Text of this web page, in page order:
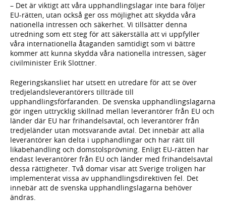
– Det är viktigt att våra upphandlingslagar inte bara följer
EU-rätten, utan också ger oss möjlighet att skydda våra
nationella intressen och säkerhet. Vi tillsätter denna
utredning som ett steg för att säkerställa att vi uppfyller
våra internationella åtaganden samtidigt som vi bättre
kommer att kunna skydda våra nationella intressen, säger
civilminister Erik Slottner.
Regeringskansliet har utsett en utredare för att se över
tredjelandsleverantörers tillträde till
upphandlingsförfaranden. De svenska upphandlingslagarna
gör ingen uttrycklig skillnad mellan leverantörer från EU och
länder där EU har frihandelsavtal, och leverantörer från
tredjeländer utan motsvarande avtal. Det innebär att alla
leverantörer kan delta i upphandlingar och har rätt till
likabehandling och domstolsprövning. Enligt EU-rätten har
endast leverantörer från EU och länder med frihandelsavtal
dessa rättigheter. Två domar visar att Sverige troligen har
implementerat vissa av upphandlingsdirektiven fel. Det
innebär att de svenska upphandlingslagarna behöver
ändras.